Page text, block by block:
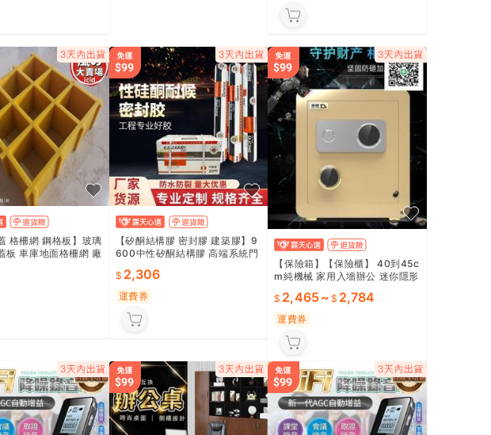
格柵網 鋼格板】玻璃
板 車庫地面格柵網 廠
多尺寸可選 工業適
質
【矽酮結構膠 密封膠 建築膠】9
600中性矽酮結構膠 高端系統門
高效密封 耐候性強 專業級品質
建築裝修
2,306
運費券
【保險箱】【保險櫃】 40到45c
m純機械 家用入墻辦公 迷你隱形
入墻保險櫃 迷你指紋箱 家用防盜
櫃 居家辦公專用 🛡️
2,465~ 2,784
運費券